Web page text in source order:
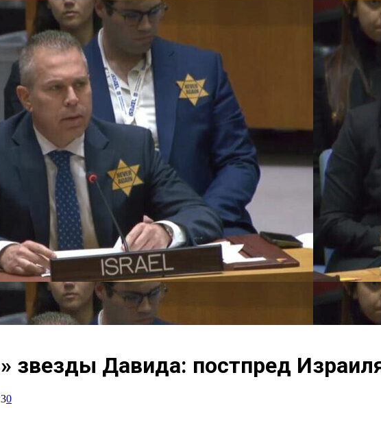
звезды Давида: постпред
0